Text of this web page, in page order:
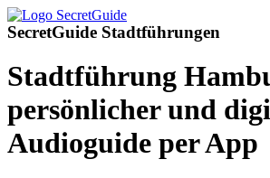
SecretGuide Stadtführungen
Stadtführung
persönlicher und
Audioguide per App